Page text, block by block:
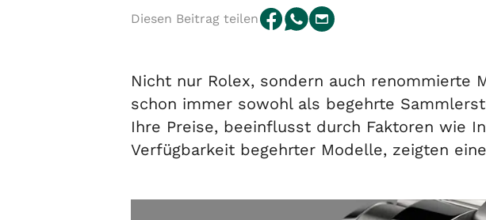
Diesen Beitrag teilen
Nicht nur Rolex, sondern auch renommierte
schon immer sowohl als begehrte
Ihre Preise, beeinflusst durch Faktoren wie
Verfügbarkeit begehrter Modelle, zeigten